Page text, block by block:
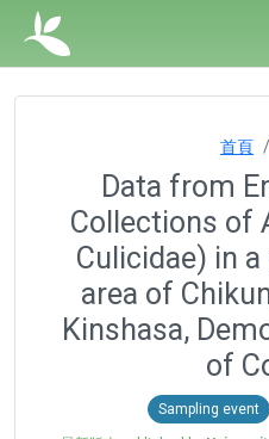
首頁
Data from
Collections of
Culicidae) in
area of
Kinshasa,
of
Sampling event